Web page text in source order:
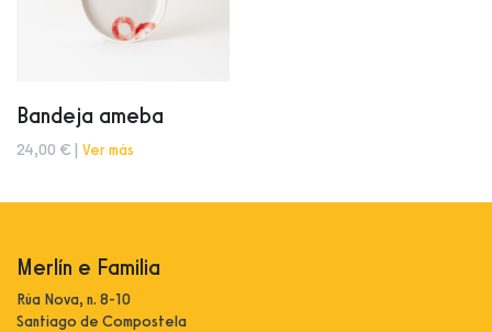
Bandeja ameba
24,00 € | Ver más
Merlín e Familia
Rúa Nova, n. 8-10
Santiago de Compostela